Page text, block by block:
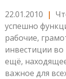
22.01.2010 |
успешно
рабочие,
инвестиции
ещё,
важное для